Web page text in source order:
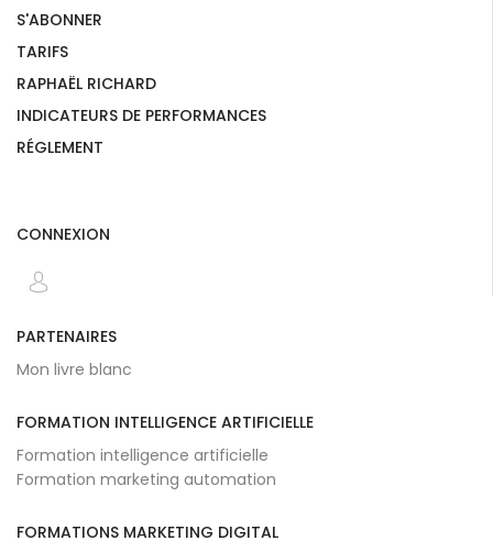
S'ABONNER
TARIFS
RAPHAËL RICHARD
INDICATEURS DE PERFORMANCES
RÉGLEMENT
CONNEXION
PARTENAIRES
Mon livre blanc
FORMATION INTELLIGENCE ARTIFICIELLE
Formation intelligence artificielle
Formation marketing automation
FORMATIONS MARKETING DIGITAL